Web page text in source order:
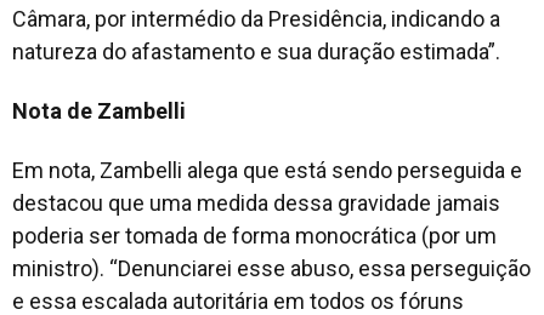
Câmara, por intermédio da Presidência, indicando a
natureza do afastamento e sua duração estimada”.
Nota de Zambelli
Em nota, Zambelli alega que está sendo perseguida e
destacou que uma medida dessa gravidade jamais
poderia ser tomada de forma monocrática (por um
ministro). “Denunciarei esse abuso, essa perseguição
e essa escalada autoritária em todos os fóruns